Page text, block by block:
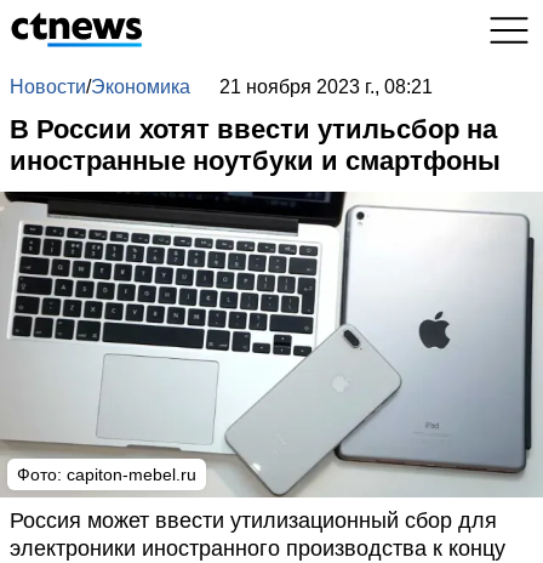
Новости/Экономика 21 ноября 2023 г., 08:21
В России хотят ввести утильсбор на
иностранные ноутбуки и смартфоны
Фото: capiton-mebel.ru
Россия может ввести утилизационный сбор для
электроники иностранного производства к концу